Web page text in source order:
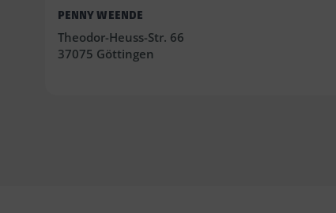
PENNY WEENDE
Theodor-Heuss-Str. 66
37075 Göttingen